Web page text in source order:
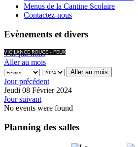
Menus de la Cantine Scolaire
Contactez-nous
Evènements et divers
VIGILANCE ROUGE - FEUX
Vue par mois
Aller au mois
Aller au mois
Jour précédent
Jeudi 08 Février 2024
Jour suivant
No events were found
Planning des salles